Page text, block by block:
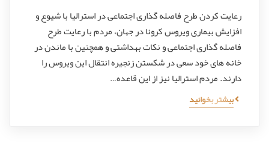
رعایت کردن طرح فاصله گذاری اجتماعی در استرالیا با شیوع و
افزایش بیماری ویروس کرونا در جهان، مردم با رعایت طرح
فاصله گذاری اجتماعی و نکات بهداشتی و همچنین با ماندن در
خانه های خود سعی در شکستن زنجیره انتقال این ویروس را
دارند. مردم استرالیا نیز از این قاعده…
بیشتر بخوانید